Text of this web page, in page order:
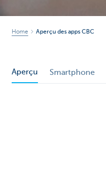
Home Aperçu des apps CBC
Aperçu Smartphone